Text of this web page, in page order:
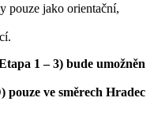
pouze jako orientační,
1 – 3) bude umožněn
ve směrech Hradec